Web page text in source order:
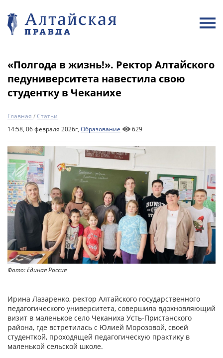
«Полгода в жизнь!». Ректор Алтайского
педуниверситета навестила свою
студентку в Чеканихе
Главная /Статьи
14:58, 06 февраля 2026г, Образование 629
Фото: Единая Россия
Ирина Лазаренко, ректор Алтайского государственного
педагогического университета, совершила вдохновляющий
визит в маленькое село Чеканиха Усть-Пристанского
района, где встретилась с Юлией Морозовой, своей
студенткой, проходящей педагогическую практику в
маленькой сельской школе.